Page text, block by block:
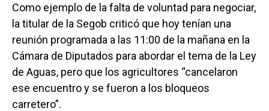
Como ejemplo de la falta de voluntad para negociar,
la titular de la Segob criticó que hoy tenían una
reunión programada a las 11:00 de la mañana en la
Cámara de Diputados para abordar el tema de la Ley
de Aguas, pero que los agricultores “cancelaron
ese encuentro y se fueron a los bloqueos
carretero”.